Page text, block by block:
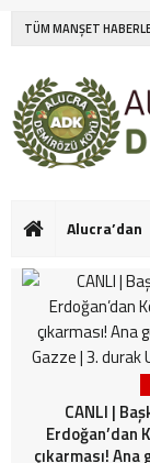
TÜM MANŞET
Alucra’dan
CANLI |
Erdoğan’dan
çıkarması! Ana